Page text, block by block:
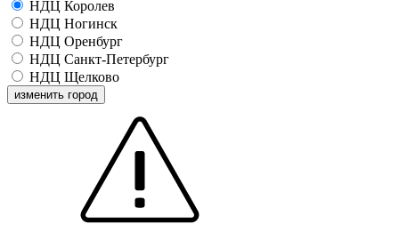
НДЦ Королев
НДЦ Ногинск
НДЦ Оренбург
НДЦ Санкт-Петербург
НДЦ Щелково
изменить город